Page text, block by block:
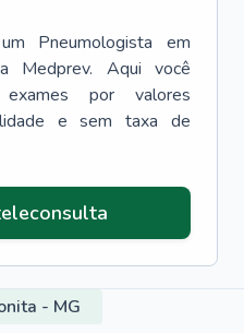
Pneumologista
em
Medprev. Aqui você
por valores
e sem taxa de
- MG